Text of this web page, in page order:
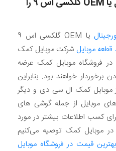
یا OEM گلکسی اس 9
قطعه موبایل شرکت موبایل کمک
در فروشگاه موبایل کمک عرضه
خواهند بود. بنابراین
موبایل کمک ال سی دی و دیگر
موبایل از جمله گوشی های
کسب اطلاعات بیشتر در مورد
موبایل کمک توصیه می‌کنیم
قیمت در فروشگاه موبایل